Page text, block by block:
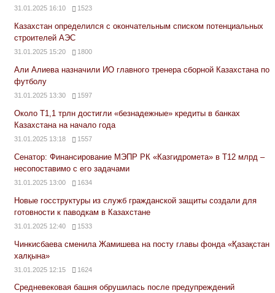
31.01.2025 16:10 1523
Казахстан определился с окончательным списком потенциальных
строителей АЭС
31.01.2025 15:20 1800
Али Алиева назначили ИО главного тренера сборной Казахстана по
футболу
31.01.2025 13:30 1597
Около Т1,1 трлн достигли «безнадежные» кредиты в банках
Казахстана на начало года
31.01.2025 13:18 1557
Сенатор: Финансирование МЭПР РК «Казгидромета» в Т12 млрд –
несопоставимо с его задачами
31.01.2025 13:00 1634
Новые госструктуры из служб гражданской защиты создали для
готовности к паводкам в Казахстане
31.01.2025 12:40 1533
Чинкисбаева сменила Жамишева на посту главы фонда «Қазақстан
халқына»
31.01.2025 12:15 1624
Средневековая башня обрушилась после предупреждений